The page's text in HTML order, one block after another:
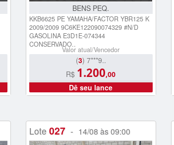
BENS PEQ.
KKB6625 PE YAMAHA/FACTOR YBR125 K
2009/2009 9C6KE122090074329 #N/D
GASOLINA E3D1E-074344
CONSERVADO..
Valor atual/Vencedor
(3) 7***9..
R$ 1.200,00
Dê seu lance
Lote 027 - 14/08 às 09:00